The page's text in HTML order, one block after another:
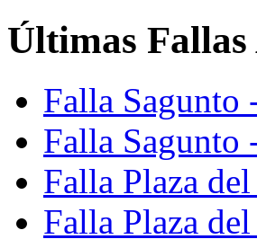
Últimas Fallas
Falla Sagunto
Falla Sagunto
Falla Plaza
Falla Plaza